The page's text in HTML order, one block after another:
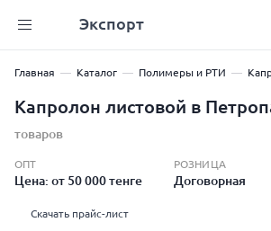
Экспорт
Главная Каталог Полимеры и РТИ
Капролон листовой в
товаров
ОПТ
Цена: от 50 000 тенге
РОЗНИЦА
Договорная
Скачать прайс-лист